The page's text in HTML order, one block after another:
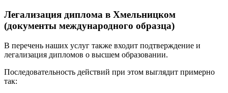
Легализация диплома в Хмельницком
(документы международного образца)
В перечень наших услуг также входит подтверждение и
легализация дипломов о высшем образовании.
Последовательность действий при этом выглядит примерно
так: